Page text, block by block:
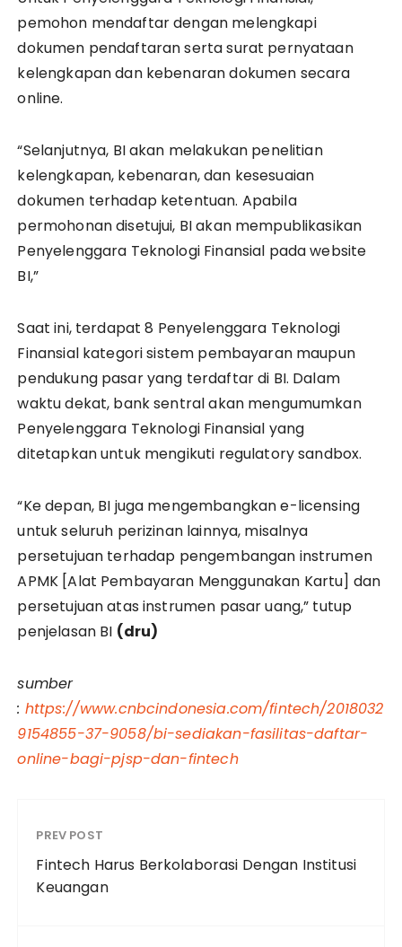
pemohon mendaftar dengan melengkapi
dokumen pendaftaran serta surat pernyataan
kelengkapan dan kebenaran dokumen secara
online.
“Selanjutnya, BI akan melakukan penelitian
kelengkapan, kebenaran, dan kesesuaian
dokumen terhadap ketentuan. Apabila
permohonan disetujui, BI akan mempublikasikan
Penyelenggara Teknologi Finansial pada website
BI,”
Saat ini, terdapat 8 Penyelenggara Teknologi
Finansial kategori sistem pembayaran maupun
pendukung pasar yang terdaftar di BI. Dalam
waktu dekat, bank sentral akan mengumumkan
Penyelenggara Teknologi Finansial yang
ditetapkan untuk mengikuti regulatory sandbox.
“Ke depan, BI juga mengembangkan e-licensing
untuk seluruh perizinan lainnya, misalnya
persetujuan terhadap pengembangan instrumen
APMK [Alat Pembayaran Menggunakan Kartu] dan
persetujuan atas instrumen pasar uang,” tutup
penjelasan BI (dru)
sumber
: https://www.cnbcindonesia.com/fintech/2018032
9154855-37-9058/bi-sediakan-fasilitas-daftar-
online-bagi-pjsp-dan-fintech
PREV POST
Fintech Harus Berkolaborasi Dengan Institusi
Keuangan